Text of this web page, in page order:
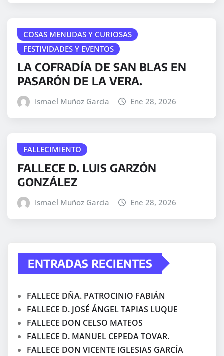
COSAS MENUDAS Y CURIOSAS
FESTIVIDADES Y EVENTOS
LA COFRADÍA DE SAN BLAS EN
PASARÓN DE LA VERA.
Ismael Muñoz Garcia Ene 28, 2026
FALLECIMIENTO
FALLECE D. LUIS GARZÓN
GONZÁLEZ
Ismael Muñoz Garcia Ene 28, 2026
ENTRADAS RECIENTES
FALLECE DÑA. PATROCINIO FABIÁN
FALLECE D. JOSÉ ÁNGEL TAPIAS LUQUE
FALLECE DON CELSO MATEOS
FALLECE D. MANUEL CEPEDA TOVAR.
FALLECE DON VICENTE IGLESIAS GARCÍA